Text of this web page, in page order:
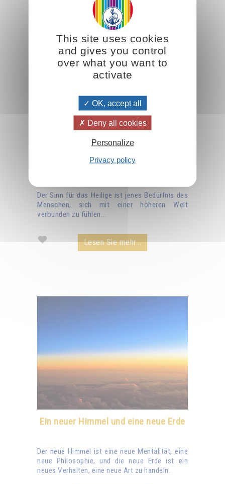
Der Sinn für das Heilige
Der Sinn für das Heilige ist jenes Bedürfnis des
Menschen, sich mit einer höheren Welt
verbunden zu fühlen...
Lesen Sie mehr...
Ein neuer Himmel und eine neue Erde
Der neue Himmel ist eine neue Mentalität, eine
neue Philosophie, und die neue Erde ist ein
neues Verhalten, eine neue Art zu handeln.
This site uses cookies
and gives you control
over what you want to
activate
OK, accept all
Deny all cookies
Personalize
Privacy policy